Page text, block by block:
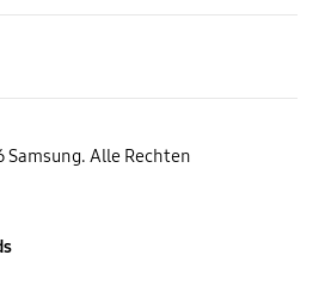
Alle Rechten